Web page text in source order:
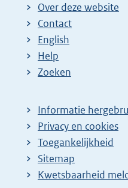
Over deze website
Contact
English
Help
Zoeken
Informatie
Privacy en cookies
Toegankelijkheid
Sitemap
E
Kwetsbaarheid